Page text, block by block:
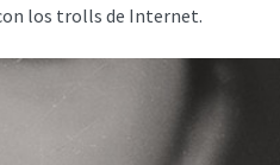
los trolls de Internet.